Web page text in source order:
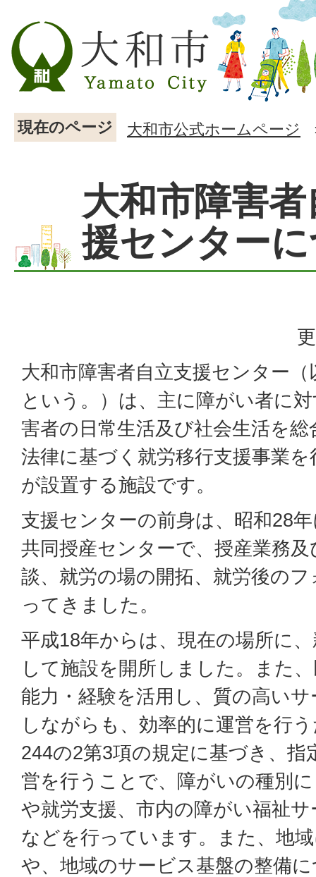
現在のページ 大和市公式ホームページ
大和市障害
援センター
大和市障害者自立支援センター
という。）は、主に障がい者に
害者の日常生活及び社会生活を
法律に基づく就労移行支援事業
が設置する施設です。
支援センターの前身は、昭和28
共同授産センターで、授産業務
談、就労の場の開拓、就労後の
ってきました。
平成18年からは、現在の場所に
して施設を開所しました。また
能力・経験を活用し、質の高い
しながらも、効率的に運営を行
244の2第3項の規定に基づき、指
営を行うことで、障がいの種別
や就労支援、市内の障がい福祉
などを行っています。また、地
や、地域のサービス基盤の整備